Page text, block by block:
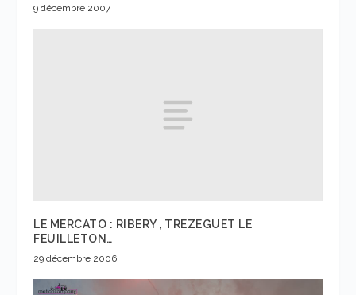
9 décembre 2007
LE MERCATO : RIBERY , TREZEGUET LE
FEUILLETON…
29 décembre 2006